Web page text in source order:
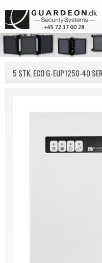
5 STK. ECO G-EUP1250-40